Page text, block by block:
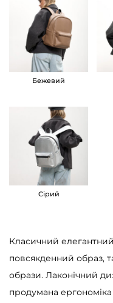
и
р
ю
к
S
a
m
b
T
a
l
a
Бежевий
Сірий
Класичний
повсякденний образ,
образи. Лаконічний
продумана